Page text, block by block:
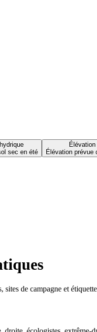
sec en été
Élévation prévue
de campagne et